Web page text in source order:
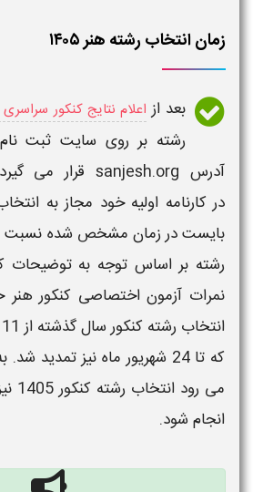
زمان انتخاب رشته هنر ۱۴۰۵
بعد از اعلام نتایج کنکور سراسری ۱۴۰۵
رشته بر روی سایت ثبت
آدرس sanjesh.org قرار می گیرد. داوطلبان
در کارنامه اولیه خود مجاز به
بایست در زمان مشخص شده نسبت
رشته بر اساس توجه به توضیحات
نمرات آزمون اختصاصی کنکور هنر
انتخاب رشته کنکور
که تا 24 شهریور ماه نیز
می رود انتخاب رشته کنکور 1405
انجام شود.